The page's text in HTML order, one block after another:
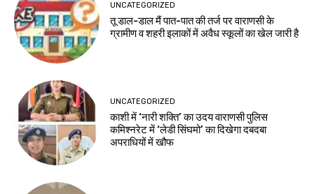
UNCATEGORIZED
तू डाल-डाल मैं पात-पात की तर्ज पर वाराणसी के
ग्रामीण व शहरी इलाकों में अवैध स्कूलों का खेल जारी है
UNCATEGORIZED
काशी में ‘नारी शक्ति’ का उदय वाराणसी पुलिस
कमिश्नरेट में ‘लेडी सिंघमो’ का दिखेगा दबदबा
अपराधियों में खौफ